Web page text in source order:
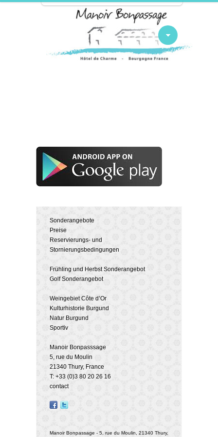
Sonderangebote
Preise
Reservierungs- und
Stornierungsbedingungen
Frühling und Herbst Sonderangebot
Golf Sonderangebot
Weingebiet Côte d’Or
Kulturhistorie Burgund
Natur Burgund
Sportiv
Manoir Bonpasssage
5, rue du Moulin
21340 Thury, France
T: +33 (0)3 80 20 26 16
contact
Manoir Bonpassage - 5, rue du Moulin, 21340 Thury,